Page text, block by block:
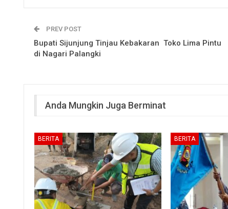
PREV POST
Bupati Sijunjung Tinjau Kebakaran Toko Lima Pintu
di Nagari Palangki
Anda Mungkin Juga Berminat
BERITA BERITA